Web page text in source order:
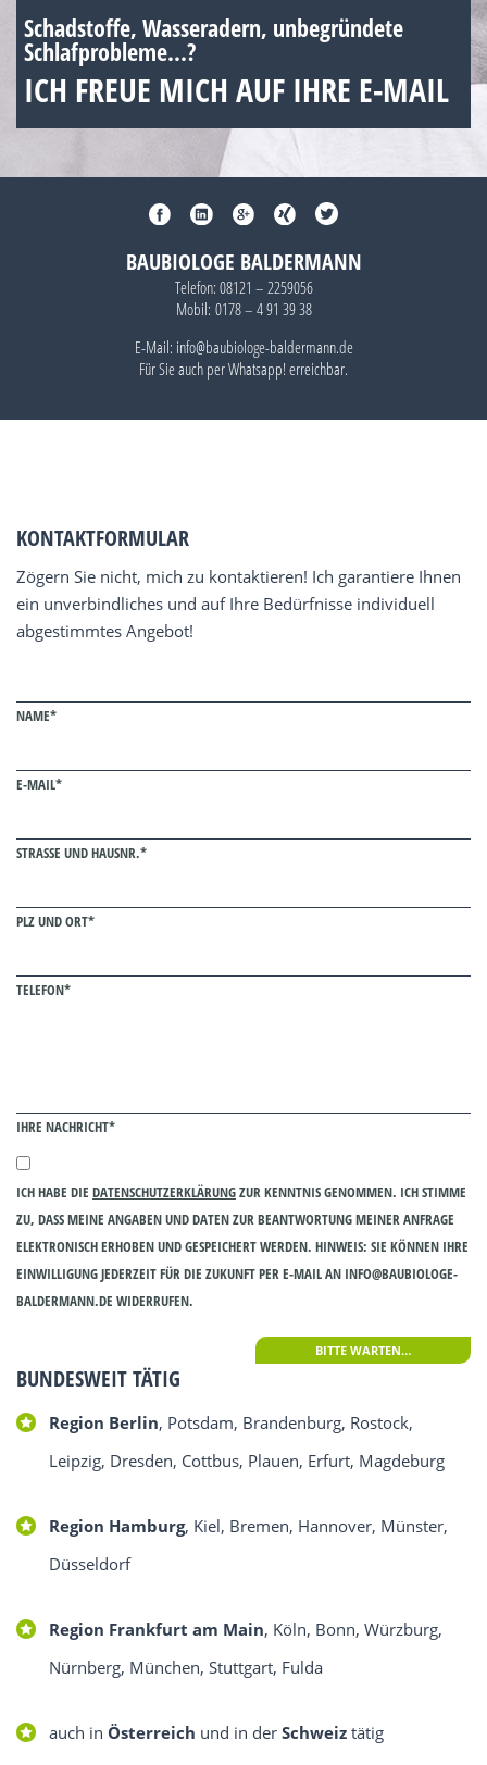
Schadstoffe, Wasseradern, unbegründete
Schlafprobleme...?
ICH FREUE MICH AUF IHRE E-MAIL
BAUBIOLOGE BALDERMANN
Telefon: 08121 – 2259056
Mobil: 0178 – 4 91 39 38
E-Mail: info@baubiologe-baldermann.de
Für Sie auch perWhatsapp!erreichbar.
KONTAKTFORMULAR
Zögern Sie nicht, mich zu kontaktieren! Ich garantiere Ihnen
ein unverbindliches und auf Ihre Bedürfnisse individuell
abgestimmtes Angebot!
NAME*
E-MAIL*
STRASSE UND HAUSNR.*
PLZ UND ORT*
TELEFON*
IHRE NACHRICHT*
ICH HABE DIE DATENSCHUTZERKLÄRUNGZUR KENNTNIS GENOMMEN. ICH STIMME
ZU, DASS MEINE ANGABEN UND DATEN ZUR BEANTWORTUNG MEINER ANFRAGE
ELEKTRONISCH ERHOBEN UND GESPEICHERT WERDEN. HINWEIS: SIE KÖNNEN IHRE
EINWILLIGUNG JEDERZEIT FÜR DIE ZUKUNFT PER E-MAIL AN INFO@BAUBIOLOGE-
BALDERMANN.DE WIDERRUFEN.
Alternative:
BUNDESWEIT TÄTIG
Region Berlin, Potsdam, Brandenburg, Rostock,
Leipzig, Dresden, Cottbus, Plauen, Erfurt, Magdeburg
Region Hamburg, Kiel, Bremen, Hannover, Münster,
Düsseldorf
Region Frankfurt am Main, Köln, Bonn, Würzburg,
Nürnberg, München, Stuttgart, Fulda
auch in Österreich und in der Schweiz tätig